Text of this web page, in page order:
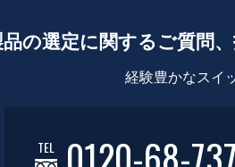
品の選定に関するご質問
経験豊かなスイ
TEL